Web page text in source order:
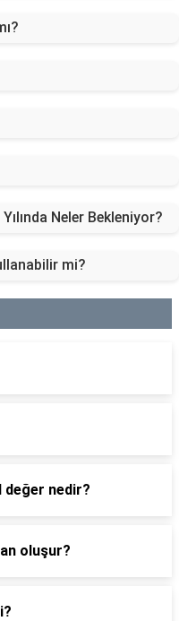
Neler Bekleniyor?
mi?
değer nedir?
oluşur?